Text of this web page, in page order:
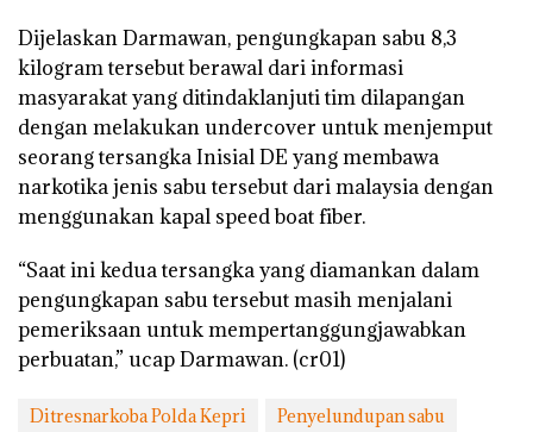
Dijelaskan Darmawan, pengungkapan sabu 8,3
kilogram tersebut berawal dari informasi
masyarakat yang ditindaklanjuti tim dilapangan
dengan melakukan undercover untuk menjemput
seorang tersangka Inisial DE yang membawa
narkotika jenis sabu tersebut dari malaysia dengan
menggunakan kapal speed boat fiber.
“Saat ini kedua tersangka yang diamankan dalam
pengungkapan sabu tersebut masih menjalani
pemeriksaan untuk mempertanggungjawabkan
perbuatan,” ucap Darmawan. (cr01)
Ditresnarkoba Polda Kepri
Penyelundupan sabu